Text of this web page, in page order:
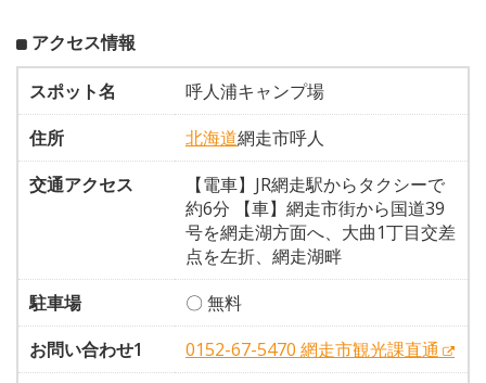
アクセス情報
スポット名
呼人浦キャンプ場
住所
北海道網走市呼人
交通アクセス
【電車】JR網走駅からタクシーで
約6分 【車】網走市街から国道39
号を網走湖方面へ、大曲1丁目交差
点を左折、網走湖畔
駐車場
〇 無料
お問い合わせ1
0152-67-5470 網走市観光課直通